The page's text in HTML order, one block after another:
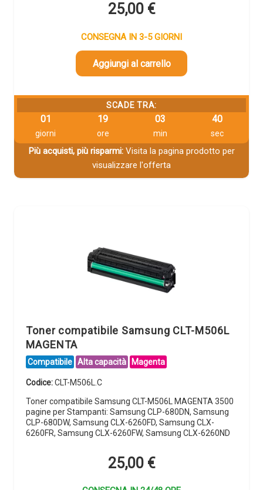
25,00 €
CONSEGNA IN 3-5 GIORNI
Aggiungi al carrello
SCADE TRA:
01
giorni
19
ore
03
min
39
sec
Più acquisti, più risparmi:Visita la pagina prodotto per
visualizzare l'offerta
Toner compatibile Samsung CLT-M506L
MAGENTA
Compatibile Alta capacità Magenta
Codice:CLT-M506L.C
Toner compatibile Samsung CLT-M506L MAGENTA 3500
pagine per Stampanti: Samsung CLP-680DN, Samsung
CLP-680DW, Samsung CLX-6260FD, Samsung CLX-
6260FR, Samsung CLX-6260FW, Samsung CLX-6260ND
25,00 €